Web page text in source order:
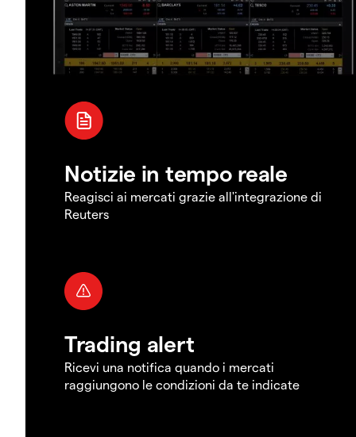
Notizie in tempo reale
Reagisci ai mercati grazie all'integrazione di
Reuters
Trading alert
Ricevi una notifica quando i mercati
raggiungono le condizioni da te indicate